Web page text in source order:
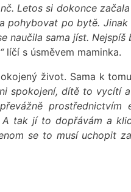
Letos si dokonce
pohybovat po bytě.
naučila sama jíst.
líčí s úsměvem maminka.
život. Sama k
spokojení, dítě to vycítí
prostřednictvím
A tak jí to dopřávám a
se to musí uchopit